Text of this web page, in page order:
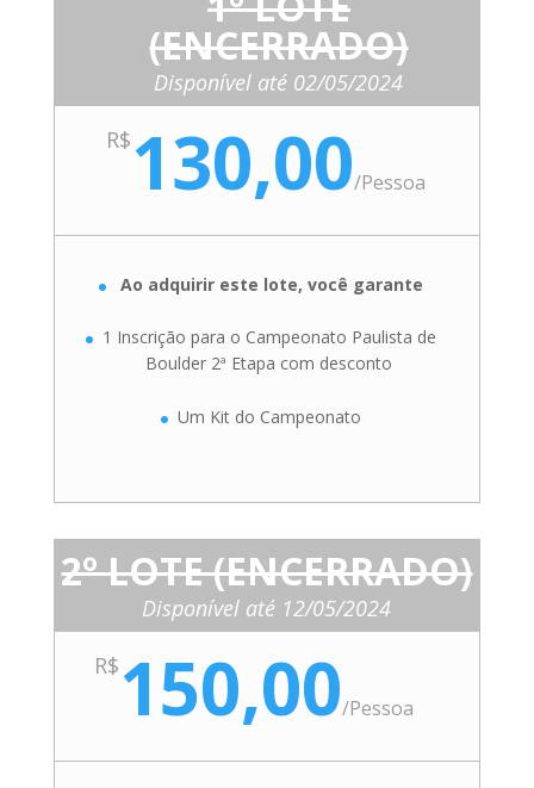
(ENCERRADO)
Disponível até 02/05/2024
R$ 130,00/Pessoa
Ao adquirir este lote, você garante
1 Inscrição para o Campeonato Paulista de
Boulder 2ª Etapa com desconto
Um Kit do Campeonato
2º LOTE (ENCERRADO)
Disponível até 12/05/2024
R$ 150,00/Pessoa